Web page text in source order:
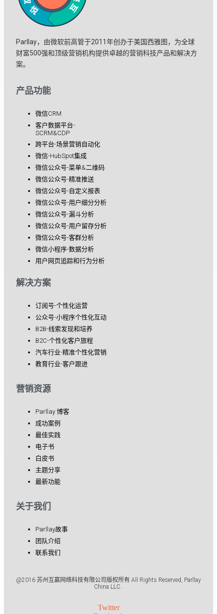
Parllay，由微软前高管于2011年创办于美国西雅图，为全球
财富500强和顶级营销机构提供卓越的营销科技产品和解决方
案。
产品功能
微信CRM
客户数据平台-
SCRM&CDP
跨平台-场景营销自动化
微信-HubSpot集成
微信公众号-菜单&二维码
微信公众号-精准推送
微信公众号-自定义报表
微信公众号-用户细分分析
微信公众号-漏斗分析
微信公众号-用户留存分析
微信公众号-客群分析
微信小程序-数据分析
用户网页追踪和行为分析
解决方案
订阅号-个性化运营
公众号-小程序个性化互动
B2B-线索发现和培养
B2C-个性化客户旅程
汽车行业-精准个性化营销
教育行业-客户跟进
营销资源
Parllay 博客
成功案例
最佳实践
电子书
白皮书
主题分享
最新功能
关于我们
Parllay故事
团队介绍
联系我们
@2016 苏州互赢网络科技有限公司版权所有 All Rights Reserved, Parllay
China LLC..
Twitter